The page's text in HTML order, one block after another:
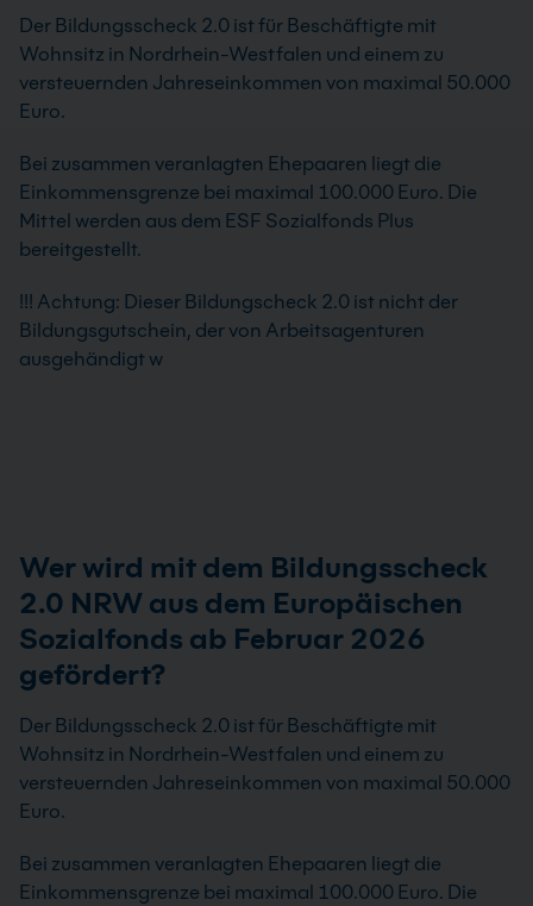
Der Bildungsscheck 2.0 ist für Beschäftigte mit
Wohnsitz in Nordrhein-Westfalen und einem zu
versteuernden Jahreseinkommen von maximal 50.000
Euro.
Bei zusammen veranlagten Ehepaaren liegt die
Einkommensgrenze bei maximal 100.000 Euro. Die
Mittel werden aus dem ESF Sozialfonds Plus
bereitgestellt.
!!! Achtung: Dieser Bildungscheck 2.0 ist nicht der
Bildungsgutschein, der von Arbeitsagenturen
ausgehändigt w
Wer wird mit dem Bildungsscheck
2.0 NRW aus dem Europäischen
Sozialfonds ab Februar 2026
gefördert?
Der Bildungsscheck 2.0 ist für Beschäftigte mit
Wohnsitz in Nordrhein-Westfalen und einem zu
versteuernden Jahreseinkommen von maximal 50.000
Euro.
Bei zusammen veranlagten Ehepaaren liegt die
Einkommensgrenze bei maximal 100.000 Euro. Die